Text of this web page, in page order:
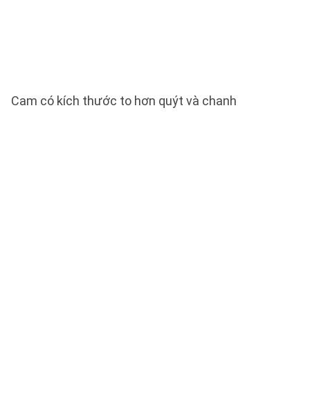
Cam có kích thước to hơn quýt và chanh